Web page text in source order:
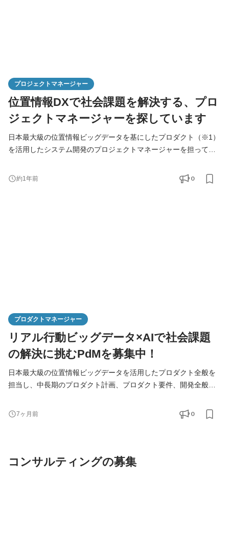
プロジェクトマネージャー
位置情報DXで社会課題を解決する、プロ
ジェクトマネージャーを探しています
日本最大級の位置情報ビッグデータを基にしたプロダクト（※1）
を活用したシステム開発のプロジェクトマネージャーを担ってい
ス、CRMサービス、分析サービスなど。 【業務内容の一例】 ・
DX・OMO・1to1領域のシステム開発プロジェクトの管理・推進
約1年前 0
プロダクトマネージャー
リアル行動ビッグデータ×AIで社会課題
の解決に挑むPdMを募集中！
日本最大級の位置情報ビッグデータを活用したプロダクト全般を
担当し、中長期のプロダクト計画、プロダクト要件、開発全般を
グを組み、顧客体験のアップデートに寄与するプロダクト開発を
7ヶ月前 0
コンサルティングの募集